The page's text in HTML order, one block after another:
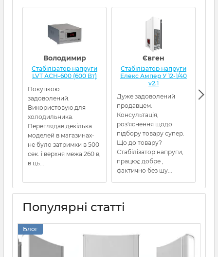
Володимир
Стабілізатор напруги
LVT АСН-600 (600 Вт)
Покупкою
задоволений.
Використовую для
холодильника.
Переглядав декілька
моделей в магазинах-
не було затримки в 500
сек. і верхня межа 260 в,
в ць...
Євген
Стабілізатор напруги
Елекс Ампер У 12-1/40
v2.1
Дуже задоволений
продавцем.
Консультація,
роз'яснення щодо
підбору товару супер.
Що до товару?
Стабілізатор напруги,
працює добре ,
фактично без шу...
Популярні статті
Блог